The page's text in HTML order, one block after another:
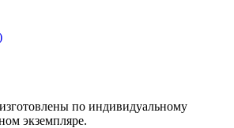
по индивидуальному
экземпляре.